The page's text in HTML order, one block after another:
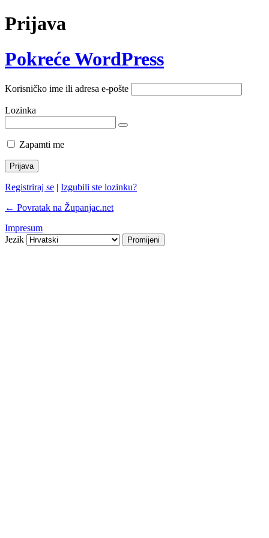
Prijava
Pokreće WordPress
Korisničko ime ili adresa e-pošte
Lozinka
Zapamti me
Registriraj se | Izgubili ste lozinku?
← Povratak na Županjac.net
Impresum
Jezik